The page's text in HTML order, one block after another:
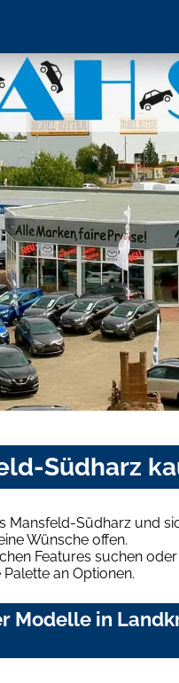
Südharz
Mansfeld-Südharz und
Wünsche offen.
Features suchen
an Optionen.
Modelle in